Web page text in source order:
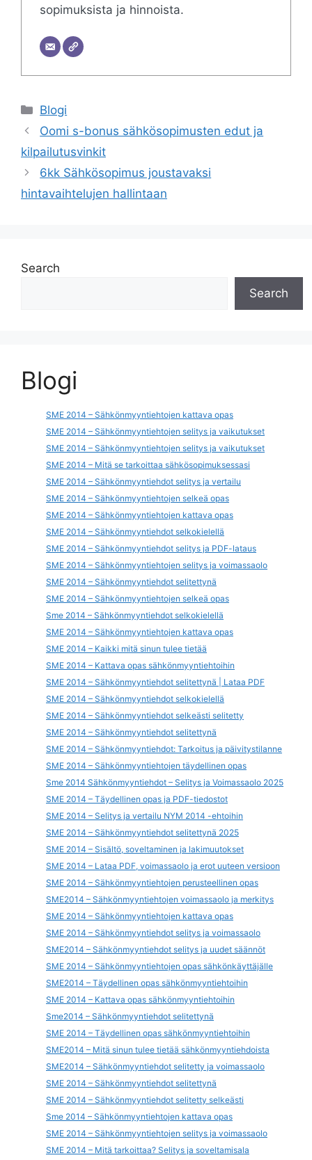
sopimuksista ja hinnoista.
Categories
Blogi
Oomi s-bonus sähkösopimusten edut ja
kilpailutusvinkit
6kk Sähkösopimus joustavaksi
hintavaihtelujen hallintaan
Search
Search
Blogi
SME 2014 – Sähkönmyyntiehtojen kattava opas
SME 2014 – Sähkönmyyntiehtojen selitys ja vaikutukset
SME 2014 – Sähkönmyyntiehtojen selitys ja vaikutukset
SME 2014 – Mitä se tarkoittaa sähkösopimuksessasi
SME 2014 – Sähkönmyyntiehdot selitys ja vertailu
SME 2014 – Sähkönmyyntiehtojen selkeä opas
SME 2014 – Sähkönmyyntiehtojen kattava opas
SME 2014 – Sähkönmyyntiehdot selkokielellä
SME 2014 – Sähkönmyyntiehdot selitys ja PDF-lataus
SME 2014 – Sähkönmyyntiehtojen selitys ja voimassaolo
SME 2014 – Sähkönmyyntiehdot selitettynä
SME 2014 – Sähkönmyyntiehtojen selkeä opas
Sme 2014 – Sähkönmyyntiehdot selkokielellä
SME 2014 – Sähkönmyyntiehtojen kattava opas
SME 2014 – Kaikki mitä sinun tulee tietää
SME 2014 – Kattava opas sähkönmyyntiehtoihin
SME 2014 – Sähkönmyyntiehdot selitettynä | Lataa PDF
SME 2014 – Sähkönmyyntiehdot selkokielellä
SME 2014 – Sähkönmyyntiehdot selkeästi selitetty
SME 2014 – Sähkönmyyntiehdot selitettynä
SME 2014 – Sähkönmyyntiehdot: Tarkoitus ja päivitystilanne
SME 2014 – Sähkönmyyntiehtojen täydellinen opas
Sme 2014 Sähkönmyyntiehdot – Selitys ja Voimassaolo 2025
SME 2014 – Täydellinen opas ja PDF-tiedostot
SME 2014 – Selitys ja vertailu NYM 2014 -ehtoihin
SME 2014 – Sähkönmyyntiehdot selitettynä 2025
SME 2014 – Sisältö, soveltaminen ja lakimuutokset
SME 2014 – Lataa PDF, voimassaolo ja erot uuteen versioon
SME 2014 – Sähkönmyyntiehtojen perusteellinen opas
SME2014 – Sähkönmyyntiehtojen voimassaolo ja merkitys
SME 2014 – Sähkönmyyntiehtojen kattava opas
SME 2014 – Sähkönmyyntiehdot selitys ja voimassaolo
SME2014 – Sähkönmyyntiehdot selitys ja uudet säännöt
SME 2014 – Sähkönmyyntiehtojen opas sähkönkäyttäjälle
SME2014 – Täydellinen opas sähkönmyyntiehtoihin
SME 2014 – Kattava opas sähkönmyyntiehtoihin
Sme2014 – Sähkönmyyntiehdot selitettynä
SME 2014 – Täydellinen opas sähkönmyyntiehtoihin
SME2014 – Mitä sinun tulee tietää sähkönmyyntiehdoista
SME2014 – Sähkönmyyntiehdot selitetty ja voimassaolo
SME 2014 – Sähkönmyyntiehdot selitettynä
SME 2014 – Sähkönmyyntiehdot selitetty selkeästi
Sme 2014 – Sähkönmyyntiehtojen kattava opas
SME 2014 – Sähkönmyyntiehtojen selitys ja voimassaolo
SME 2014 – Mitä tarkoittaa? Selitys ja soveltamisala